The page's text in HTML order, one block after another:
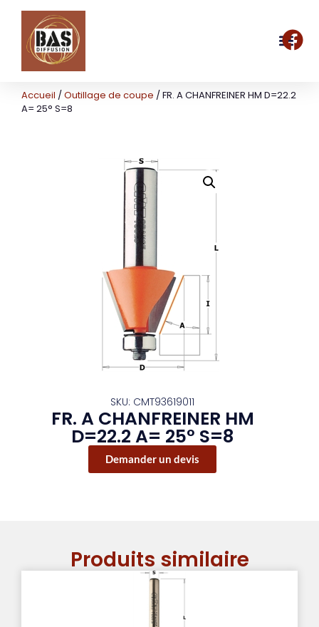
Accueil /Outillage de coupe / FR. A CHANFREINER HM D=22.2
A= 25° S=8
SKU: CMT93619011
FR. A CHANFREINER HM
D=22.2 A= 25° S=8
Demander un devis
Produits similaire